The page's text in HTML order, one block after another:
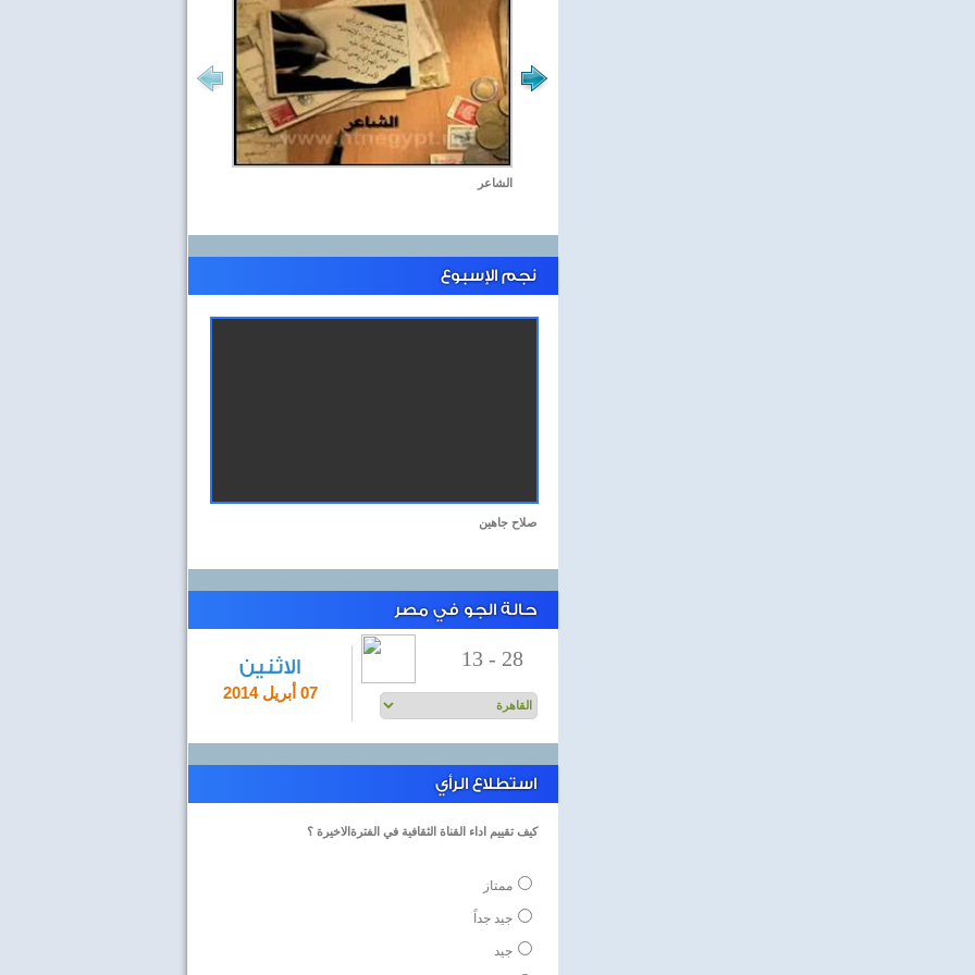
الشاعر
نجم الإسبوع
صلاح جاهين
حالة الجو في مصر
الاثنين
07 أبريل 2014
13 - 28
استطلاع الرأي
كيف تقييم اداء القناة الثقافية في الفترةالاخيرة ؟
ممتاز
جيد جداً
جيد